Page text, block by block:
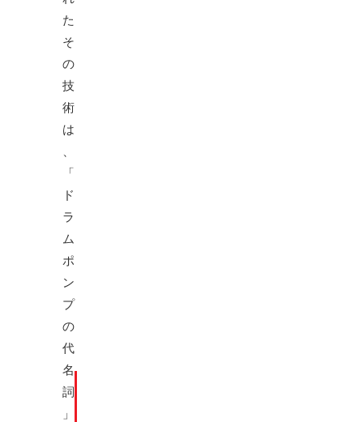
た
そ
の
技
術
は
、
「
ド
ラ
ム
ポ
ン
プ
の
代
名
詞
」